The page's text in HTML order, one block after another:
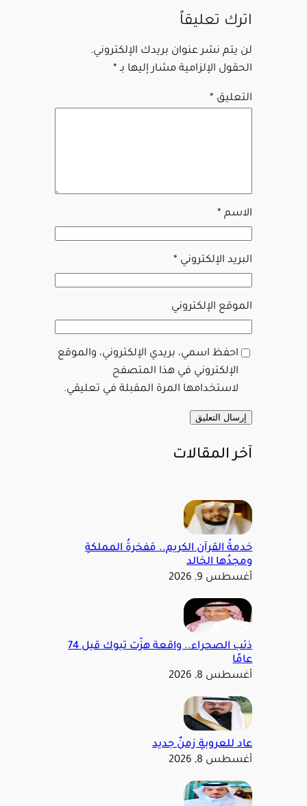
اترك تعليقاً
لن يتم نشر عنوان بريدك الإلكتروني.
الحقول الإلزامية مشار إليها بـ *
التعليق *
الاسم *
البريد الإلكتروني *
الموقع الإلكتروني
احفظ اسمي، بريدي الإلكتروني، والموقع
الإلكتروني في هذا المتصفح
لاستخدامها المرة المقبلة في تعليقي.
آخر المقالات
خدمةُ القرآن الكريم.. مَفخرةُ المملكةِ
ومجدُها الخالد
أغسطس 9, 2026
ذئب الصحراء.. واقعة هزّت تبوك قبل 74
عامًا
أغسطس 8, 2026
عاد للعروبةِ زمنٌ جديد
أغسطس 8, 2026